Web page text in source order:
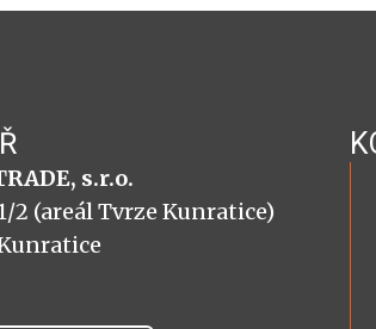
s.r.o.
2 (areál Tvrze Kunratice)